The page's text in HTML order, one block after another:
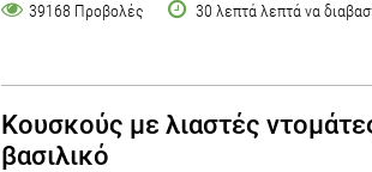
39168 Προβολές
30 λεπτά λεπτά να
Κουσκούς με λιαστές
βασιλικό